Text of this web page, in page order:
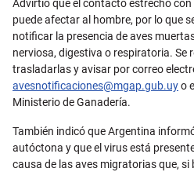
Advirtió que el contacto estrecho
puede afectar al hombre, por lo que
notificar la presencia de aves
nerviosa, digestiva o respiratoria. Se
trasladarlas y avisar por correo
avesnotificaciones@mgap.gub.uyo
Ministerio de Ganadería.
También indicó que Argentina
autóctona y que el virus está
causa de las aves migratorias que,